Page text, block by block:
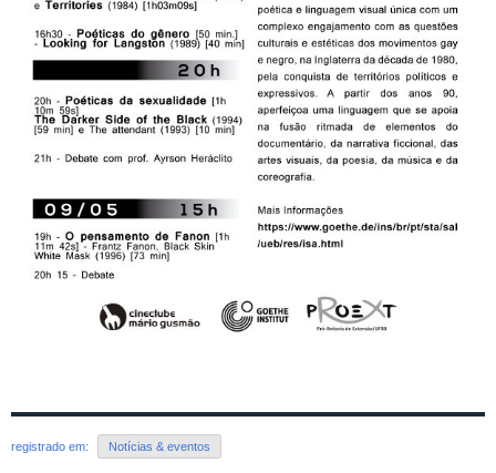
registrado em: Notícias & eventos